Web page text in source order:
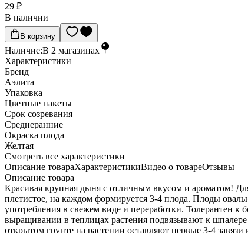
29 ₽
В наличии
В корзину
Наличие:В 2 магазинах
Характеристики
Бренд
Аэлита
Упаковка
Цветные пакеты
Срок созревания
Среднеранние
Окраска плода
Желтая
Cмотреть все характеристики
Описание товараХарактеристикиВидео о товареОтзывы
Описание товара
Красивая крупная дыня с отличным вкусом и ароматом!
плетистое, на каждом формируется 3-4 плода. Плоды
употребления в свежем виде и переработки. Толерантен к
выращивании в теплицах растения подвязывают к
открытом грунте на растении оставляют первые 3-4